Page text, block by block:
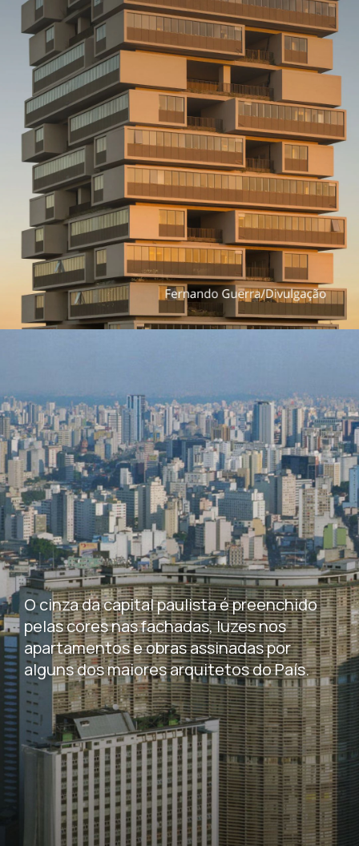
O cinza da capital paulista é preenchido
pelas cores nas fachadas, luzes nos
apartamentos e obras assinadas por
alguns dos maiores arquitetos do País.